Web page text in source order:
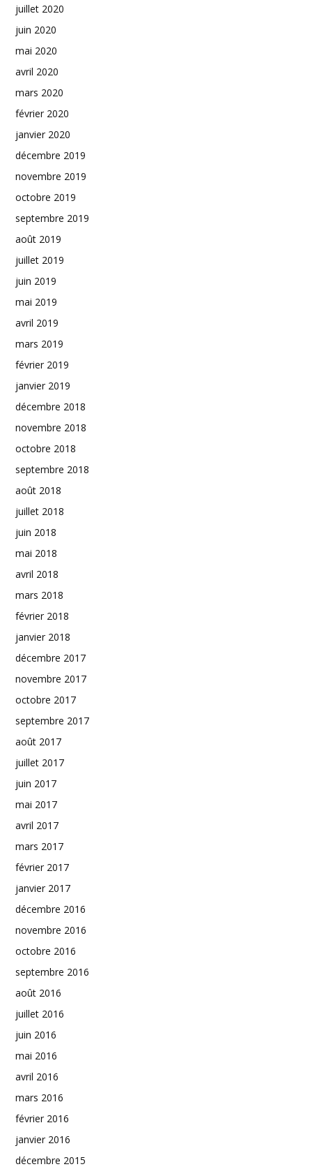
juillet 2020
juin 2020
mai 2020
avril 2020
mars 2020
février 2020
janvier 2020
décembre 2019
novembre 2019
octobre 2019
septembre 2019
août 2019
juillet 2019
juin 2019
mai 2019
avril 2019
mars 2019
février 2019
janvier 2019
décembre 2018
novembre 2018
octobre 2018
septembre 2018
août 2018
juillet 2018
juin 2018
mai 2018
avril 2018
mars 2018
février 2018
janvier 2018
décembre 2017
novembre 2017
octobre 2017
septembre 2017
août 2017
juillet 2017
juin 2017
mai 2017
avril 2017
mars 2017
février 2017
janvier 2017
décembre 2016
novembre 2016
octobre 2016
septembre 2016
août 2016
juillet 2016
juin 2016
mai 2016
avril 2016
mars 2016
février 2016
janvier 2016
décembre 2015